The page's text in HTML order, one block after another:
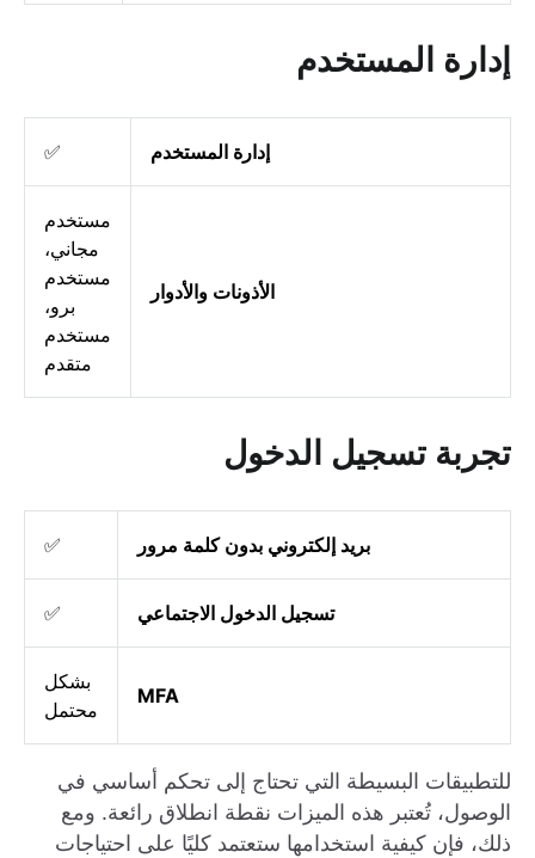
إدارة المستخدم
إدارة المستخدم ✅
الأذونات والأدوار
مستخدم
مجاني،
مستخدم
برو،
مستخدم
متقدم
تجربة تسجيل الدخول
بريد إلكتروني بدون كلمة مرور ✅
تسجيل الدخول الاجتماعي ✅
MFA
بشكل
محتمل
للتطبيقات البسيطة التي تحتاج إلى تحكم أساسي في
الوصول، تُعتبر هذه الميزات نقطة انطلاق رائعة. ومع
ذلك، فإن كيفية استخدامها ستعتمد كليًا على احتياجات